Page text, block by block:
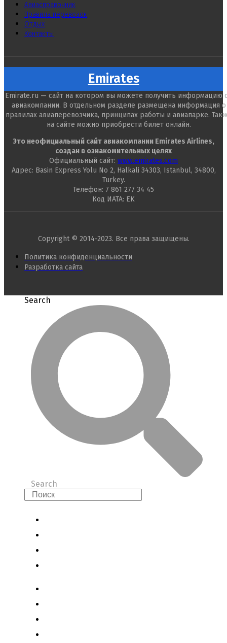
Авиасправочник
Правила перевозок
Отдых
Контакты
Emirates
Emirate.ru — сайт на котором вы можете получить информацию
авиакомпании. В отдельном разделе размещена информация о
правилах авиаперевозчика, принципах работы и авиапарке.
на сайте можно приобрести билет онлайн.
Это неофициальный сайт авиакомпании Emirates Airlines,
создан в ознакомительных целях
Официальный сайт: www.emirates.com
Адрес: Basin Express Yolu No 2, Halkali 34303, Istanbul, 34800,
Turkey.
Телефон: 7 861 277 34 45
Код ИАТА: EK
Copyright © 2014-2023. Все права защищены.
Политика конфиденциальности
Разработка сайта
Search
Search